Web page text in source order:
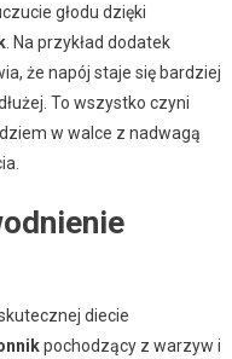
głodu dzięki
. Na przykład dodatek
że napój staje się bardziej
To wszystko czyni
w walce z nadwagą
diecie
pochodzący z warzyw i